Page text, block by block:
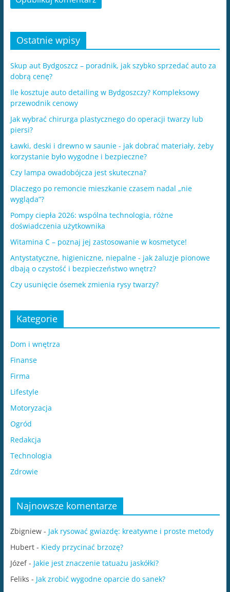
Ostatnie wpisy
Skup aut Bydgoszcz – poradnik, jak szybko sprzedać auto za
dobrą cenę?
Ile kosztuje auto detailing w Bydgoszczy? Kompleksowy
przewodnik cenowy
Jak wybrać chirurga plastycznego do operacji twarzy lub
piersi?
Ławki, deski i drewno w saunie - jak dobrać materiały, żeby
korzystanie było wygodne i bezpieczne?
Czy lampa owadobójcza jest skuteczna?
Dlaczego po remoncie mieszkanie czasem nadal „nie
wygląda”?
Pompy ciepła 2026: wspólna technologia, różne
doświadczenia użytkownika
Witamina C – poznaj jej zastosowanie w kosmetyce!
Antystatyczne, higieniczne, niepalne - jak żaluzje pionowe
dbają o czystość i bezpieczeństwo wnętrz?
​Czy usunięcie ósemek zmienia rysy twarzy?
Kategorie
Dom i wnętrza
Finanse
Firma
Lifestyle
Motoryzacja
Ogród
Redakcja
Technologia
Zdrowie
Najnowsze komentarze
Zbigniew- Jak rysować gwiazdę: kreatywne i proste metody
Hubert- Kiedy przycinać brzozę?
Józef- Jakie jest znaczenie tatuażu jaskółki?
Feliks - Jak zrobić wygodne oparcie do sanek?